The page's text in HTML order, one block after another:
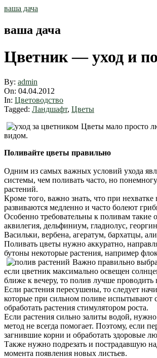
Skip
ваша дача
ваша дача
Цветник — уход и
By: admin
On: 04.04.2012
In: Цветоводство
Tagged: Ландшафт, Цветы
Цветы мало просто
видом.
Поливайте цветы правильно
Одним из самых важных условий ухода
системы, чем поливать часто, но
растений.
Кроме того, важно знать, что при
развиваются медленно и часто болеют
Особенно требовательны к поливам такие
аквилегия, дельфиниум, гладиолус,
Васильки, вербена, агератум, бархатцы,
Поливать цветы нужно аккуратно,
бутоны некоторые растения, например
Важно правильно
если цветник максимально освещен
ближе к вечеру, то полив лучше
Если растения пересушены, то следует
которые при сильном поливе испытывают
обработать растения стимулятором роста.
Если растения сильно залиты водой,
метод не всегда помогает. Поэтому, если
загнившие корни и обработать здоровые
Также нужно подрезать и пострадавшую
момента появления новых листьев.